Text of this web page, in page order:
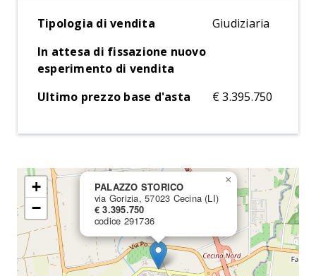
Tipologia di vendita
Giudiziaria
In attesa di fissazione nuovo
esperimento di vendita
Ultimo prezzo base d'asta
€ 3.395.750
PALAZZO STORICO
via Gorizia, 57023 Cecina (LI)
€ 3.395.750
codice 291736
×
+
−